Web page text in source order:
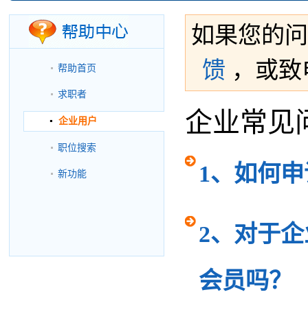
帮助首页
求职者
企业用户
职位搜索
新功能
如果您的
馈 ，或
企业常见
1、如何
2、对于
会员吗？